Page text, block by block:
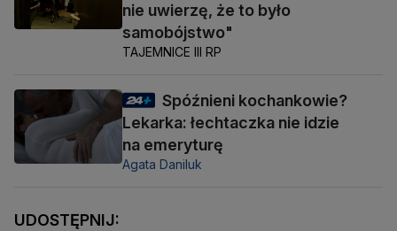
nie uwierzę, że to było
samobójstwo"
TAJEMNICE III RP
Spóźnieni kochankowie?
Lekarka: łechtaczka nie idzie
na emeryturę
Agata Daniluk
UDOSTĘPNIJ: